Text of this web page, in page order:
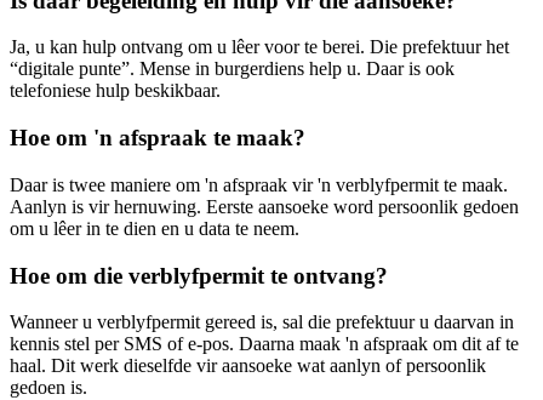
Ja, u kan hulp ontvang om u lêer voor te berei. Die prefektuur het
“digitale punte”. Mense in burgerdiens help u. Daar is ook
telefoniese hulp beskikbaar.
Hoe om 'n afspraak te maak?
Daar is twee maniere om 'n afspraak vir 'n verblyfpermit te maak.
Aanlyn is vir hernuwing. Eerste aansoeke word persoonlik gedoen
om u lêer in te dien en u data te neem.
Hoe om die verblyfpermit te ontvang?
Wanneer u verblyfpermit gereed is, sal die prefektuur u daarvan in
kennis stel per SMS of e-pos. Daarna maak 'n afspraak om dit af te
haal. Dit werk dieselfde vir aansoeke wat aanlyn of persoonlik
gedoen is.